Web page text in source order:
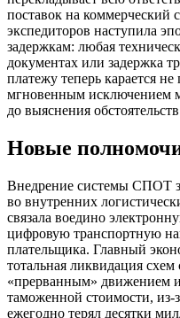
поставок на коммерческий
экспедиторов наступила
задержкам: любая
документах или задержка
платежу теперь карается
мгновенным исключением
до выяснения
Новые
Внедрение системы СПОТ
во внутренних
связала воедино
цифровую транспортную
плательщика. Главный
тотальная ликвидация
«прерванным» движением
таможенной стоимости,
ежегодно терял десятки